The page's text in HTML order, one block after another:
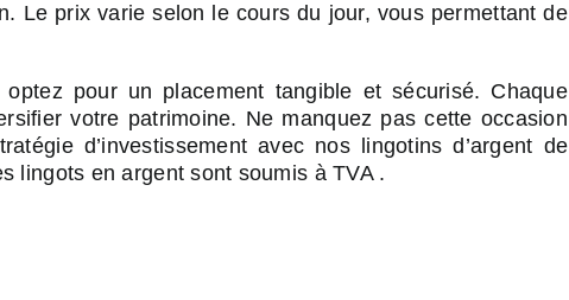
Le prix varie selon le cours du jour, vous permettant de
pour un placement tangible et sécurisé. Chaque
votre patrimoine. Ne manquez pas cette occasion
d’investissement avec nos lingotins d’argent de
lingots en argent sont soumis à TVA .